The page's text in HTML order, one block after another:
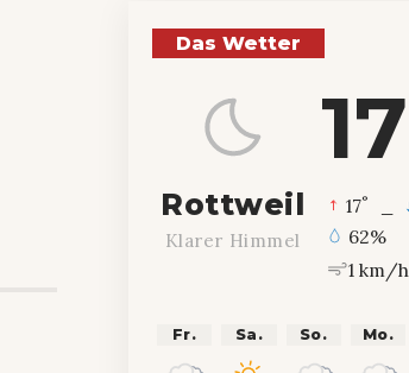
Das Wetter
17
Rottweil
Klarer Himmel
17°
62%
1 km/h
Fr. Sa. So. Mo.